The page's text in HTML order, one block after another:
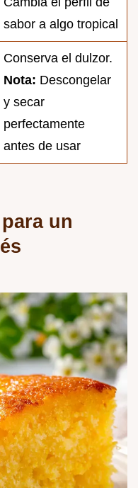
sabor a algo tropical
Conserva el dulzor.
Nota: Descongelar
y secar
perfectamente
antes de usar
un